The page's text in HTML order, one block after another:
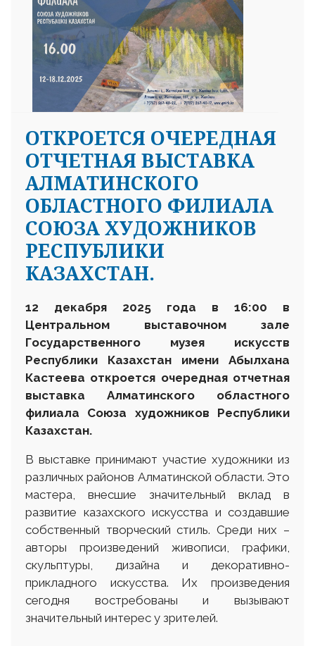
ОТКРОЕТСЯ ОЧЕРЕДНАЯ
ОТЧЕТНАЯ ВЫСТАВКА
АЛМАТИНСКОГО
ОБЛАСТНОГО ФИЛИАЛА
СОЮЗА ХУДОЖНИКОВ
РЕСПУБЛИКИ
КАЗАХСТАН.
12 декабря 2025 года в 16:00 в
Центральном выставочном зале
Государственного музея искусств
Республики Казахстан имени Абылхана
Кастеева откроется очередная отчетная
выставка Алматинского областного
филиала Союза художников Республики
Казахстан.
В выставке принимают участие художники из
различных районов Алматинской области. Это
мастера, внесшие значительный вклад в
развитие казахского искусства и создавшие
собственный творческий стиль. Среди них –
авторы произведений живописи, графики,
скульптуры, дизайна и декоративно-
прикладного искусства. Их произведения
сегодня востребованы и вызывают
значительный интерес у зрителей.